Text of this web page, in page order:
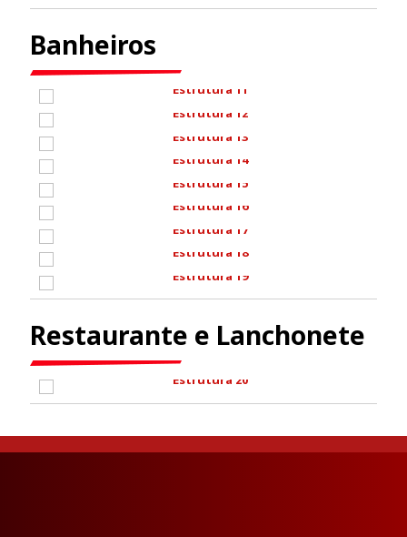
Banheiros
Restaurante e Lanchonete